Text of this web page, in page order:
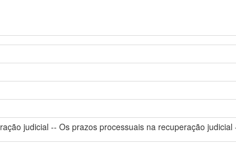
judicial -- Os prazos processuais na recuperação